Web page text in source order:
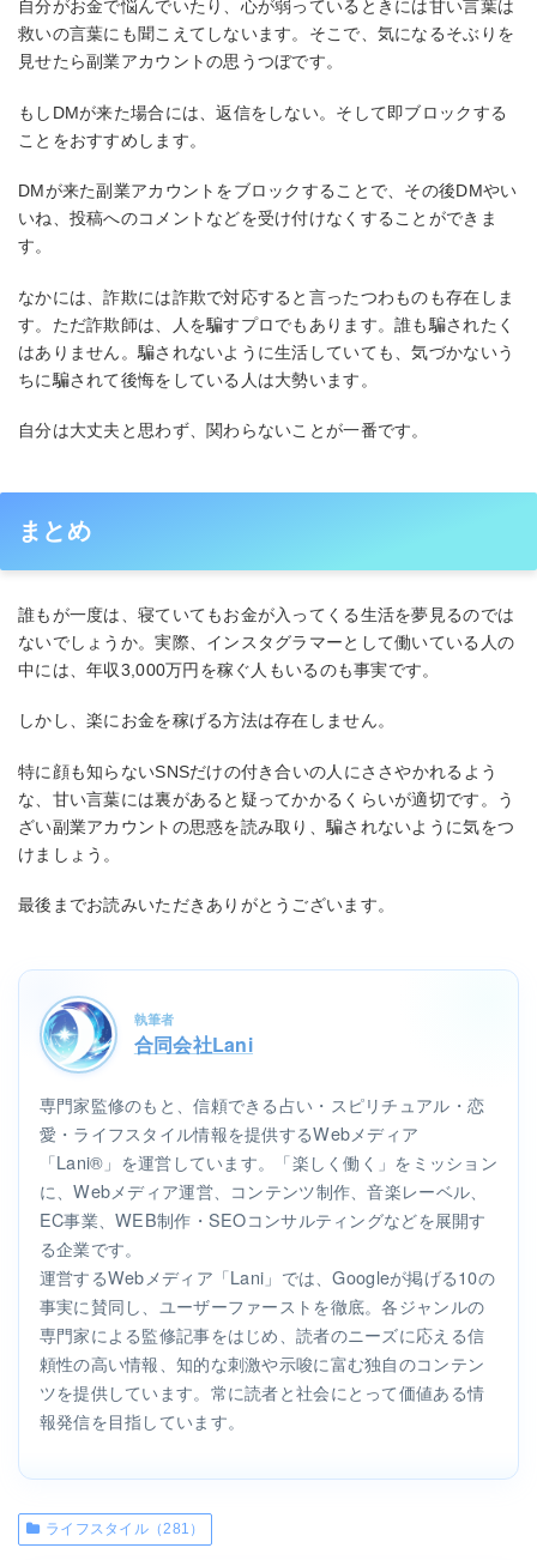
自分がお金で悩んでいたり、心が弱っているときには甘い言葉は
救いの言葉にも聞こえてしないます。そこで、気になるそぶりを
見せたら副業アカウントの思うつぼです。
もしDMが来た場合には、返信をしない。そして即ブロックする
ことをおすすめします。
DMが来た副業アカウントをブロックすることで、その後DMやい
いね、投稿へのコメントなどを受け付けなくすることができま
す。
なかには、詐欺には詐欺で対応すると言ったつわものも存在しま
す。ただ詐欺師は、人を騙すプロでもあります。誰も騙されたく
はありません。騙されないように生活していても、気づかないう
ちに騙されて後悔をしている人は大勢います。
自分は大丈夫と思わず、関わらないことが一番です。
まとめ
誰もが一度は、寝ていてもお金が入ってくる生活を夢見るのでは
ないでしょうか。実際、インスタグラマーとして働いている人の
中には、年収3,000万円を稼ぐ人もいるのも事実です。
しかし、楽にお金を稼げる方法は存在しません。
特に顔も知らないSNSだけの付き合いの人にささやかれるよう
な、甘い言葉には裏があると疑ってかかるくらいが適切です。う
ざい副業アカウントの思惑を読み取り、騙されないように気をつ
けましょう。
最後までお読みいただきありがとうございます。
執筆者
合同会社Lani
専門家監修のもと、信頼できる占い・スピリチュアル・恋
愛・ライフスタイル情報を提供するWebメディア
「Lani®」を運営しています。「楽しく働く」をミッション
に、Webメディア運営、コンテンツ制作、音楽レーベル、
EC事業、WEB制作・SEOコンサルティングなどを展開す
る企業です。
運営するWebメディア「Lani」では、Googleが掲げる10の
事実に賛同し、ユーザーファーストを徹底。各ジャンルの
専門家による監修記事をはじめ、読者のニーズに応える信
頼性の高い情報、知的な刺激や示唆に富む独自のコンテン
ツを提供しています。常に読者と社会にとって価値ある情
報発信を目指しています。
ライフスタイル（281）